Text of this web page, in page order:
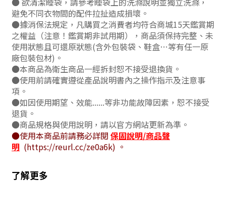
避免不同衣物間的配件拉扯造成損壞。
●據消保法規定，凡購買之消費者均符合商城15天鑑賞期
之權益（注意！鑑賞期非試用期），商品須保持完整、未
使用狀態且可還原狀態(含外包裝袋、鞋盒…等有任一原
廠包裝包材)。
●本商品為衛生商品一經拆封恕不接受退換貨。
●使用前請確實遵從產品說明書內之操作指示及注意事
項。
●如因使用期望、效能......等非功能故障因素，恕不接受
退貨。
●商品規格與使用說明，請以官方網站更新為準。
●使用本商品前請務必詳閱 保固說明/商品聲
明 (https://reurl.cc/ze0a6k) 。
了解更多